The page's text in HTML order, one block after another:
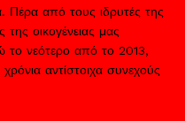
Πέρα από τους ιδρυτές της
της οικογένειας μας
το νεότερο από το 2013,
αντίστοιχα συνεχούς